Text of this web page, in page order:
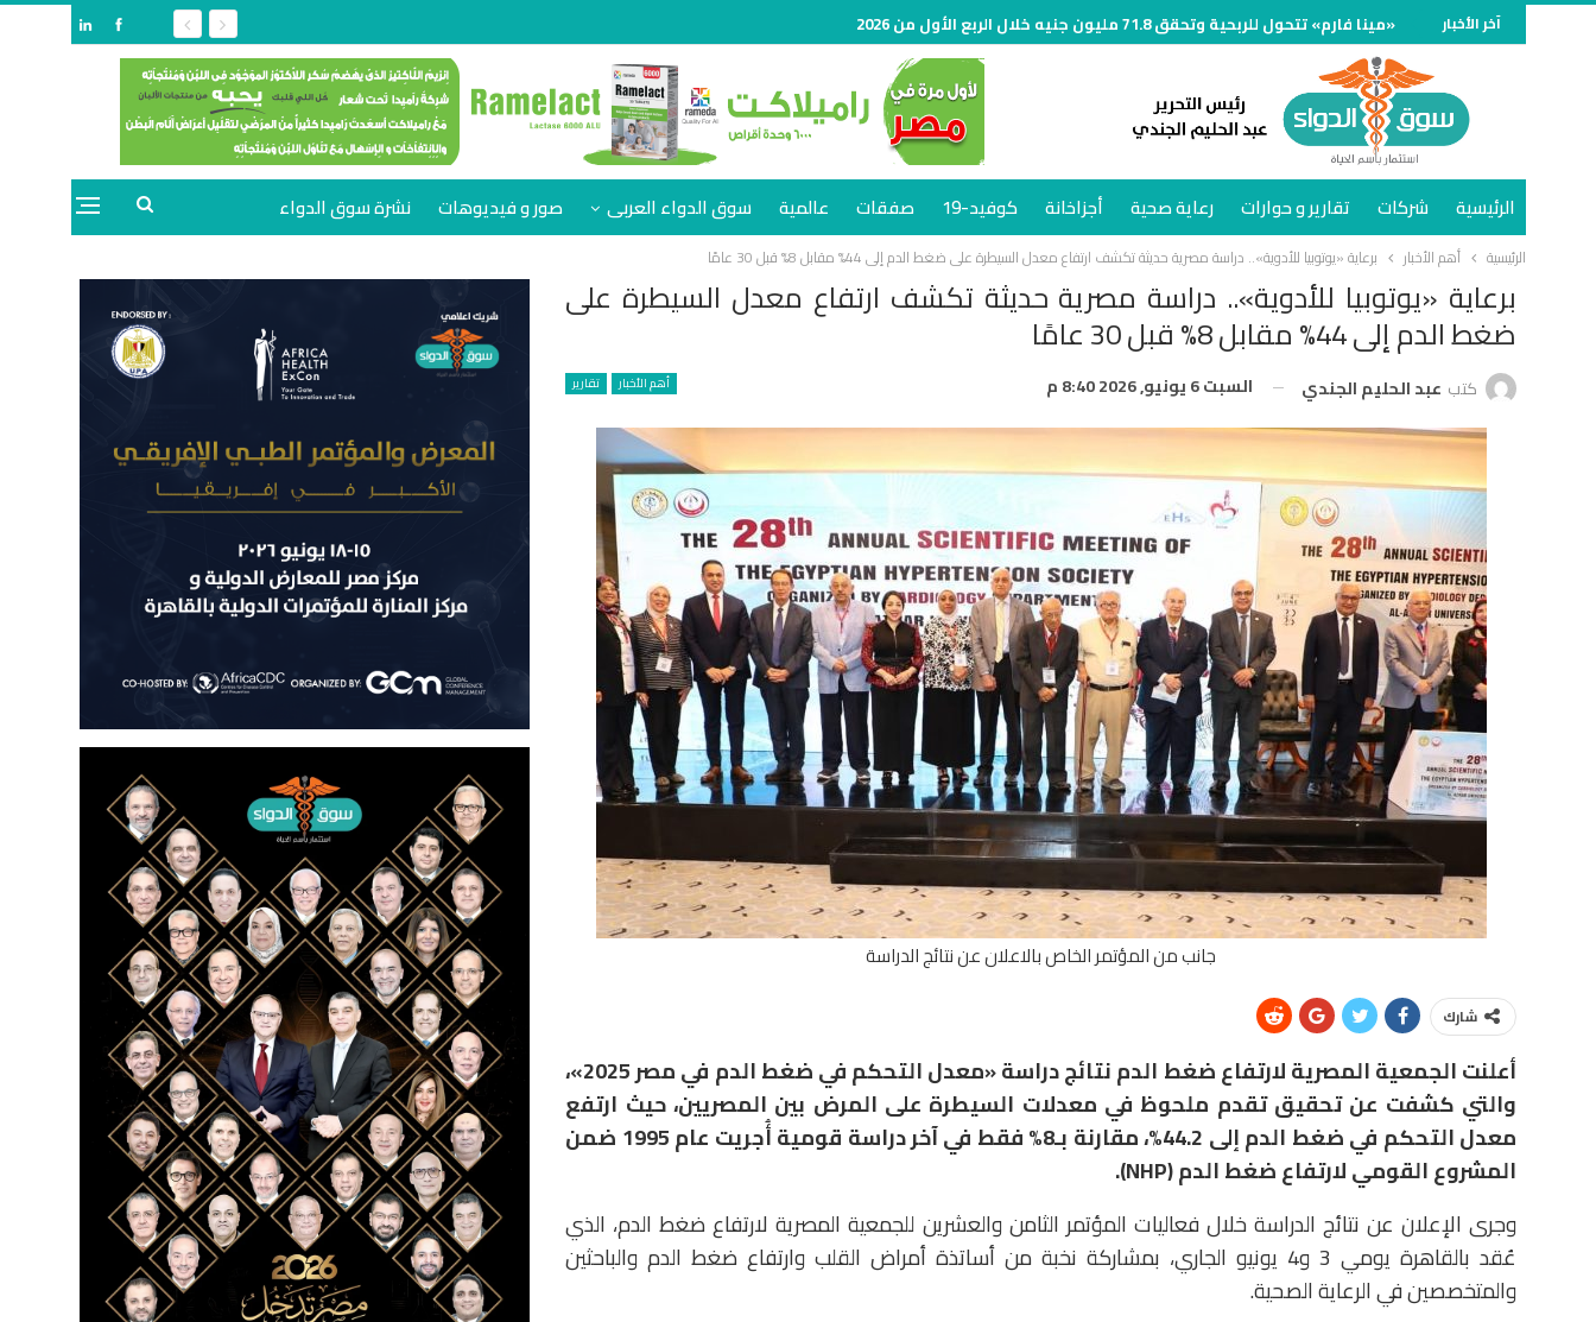
آخر الأخبار «مينا فارم» تتحول للربحية وتحقق 71.8 مليون جنيه خلال الربع الأول من 2026
الرئيسية شركات تقارير و حوارات رعاية صحية أجزاخانة كوفيد-19 صفقات عالمية سوق الدواء العربى صور و فيديوهات نشرة سوق الدواء
الرئيسية أهم الأخبار برعاية «يوتوبيا للأدوية».. دراسة مصرية حديثة تكشف ارتفاع معدل السيطرة على ضغط الدم إلى 44% مقابل 8% قبل 30 عامًا
برعاية «يوتوبيا للأدوية».. دراسة مصرية حديثة تكشف ارتفاع معدل السيطرة على
ضغط الدم إلى 44% مقابل 8% قبل 30 عامًا
أهم الأخبار تقارير كتب عبد الحليم الجندي السبت 6 يونيو, 2026 8:40 م
جانب من المؤتمر الخاص بالاعلان عن نتائج الدراسة
شارك
أعلنت الجمعية المصرية لارتفاع ضغط الدم نتائج دراسة «معدل التحكم في ضغط الدم في مصر 2025»،
والتي كشفت عن تحقيق تقدم ملحوظ في معدلات السيطرة على المرض بين المصريين، حيث ارتفع
معدل التحكم في ضغط الدم إلى 44.2%، مقارنة بـ8% فقط في آخر دراسة قومية أُجريت عام 1995 ضمن
المشروع القومي لارتفاع ضغط الدم (NHP).
وجرى الإعلان عن نتائج الدراسة خلال فعاليات المؤتمر الثامن والعشرين للجمعية المصرية لارتفاع ضغط الدم، الذي
عُقد بالقاهرة يومي 3 و4 يونيو الجاري، بمشاركة نخبة من أساتذة أمراض القلب وارتفاع ضغط الدم والباحثين
والمتخصصين في الرعاية الصحية.